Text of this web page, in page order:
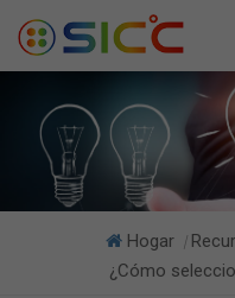
Hogar |
¿Cómo